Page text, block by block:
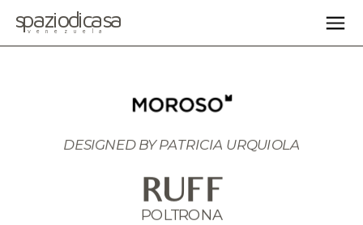
DESIGNED BY PATRICIA URQUIOLA
RUFF
POLTRONA
spaziodicasa
venezuela